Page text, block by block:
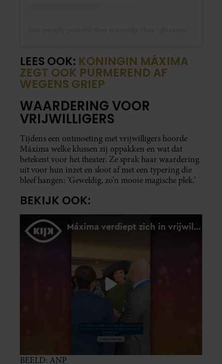
LEES OOK: KONINGIN MÁXIMA
ZEGT OOK PURMEREND AF
WEGENS GRIEP
WAARDERING VOOR
VRIJWILLIGERS
Tijdens een ontmoeting met vrijwilligers hoorde
Máxima welke klussen zij oppakken en wat dat
betekent voor het theater. Ze sprak haar waardering
uit voor hun inzet en sloot af met een typering die
bleef hangen: ‘Geweldig, zo’n mooie magische plek.’
BEKIJK OOK:
BEELD: ANP